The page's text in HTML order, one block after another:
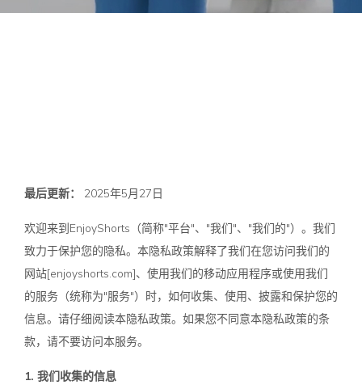
最后更新： 2025年5月27日
欢迎来到EnjoyShorts（简称"平台"、"我们"、"我们的"）。我们
致力于保护您的隐私。本隐私政策解释了我们在您访问我们的
网站[enjoyshorts.com]、使用我们的移动应用程序或使用我们
的服务（统称为"服务"）时，如何收集、使用、披露和保护您的
信息。请仔细阅读本隐私政策。如果您不同意本隐私政策的条
款，请不要访问本服务。
1. 我们收集的信息